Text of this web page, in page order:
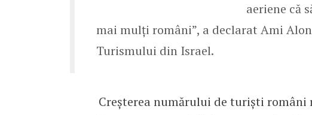
aeriene că
mai mulți români”, a declarat Ami
Turismului din Israel.
Creșterea numărului de turiști